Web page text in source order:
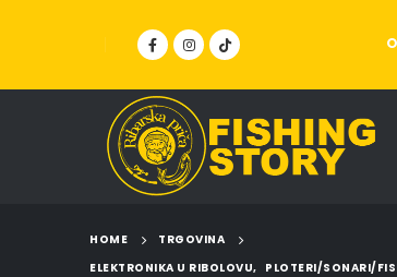
HOME
TRGOVINA
ELEKTRONIKA U RIBOLOVU, PLOTERI/SONARI/